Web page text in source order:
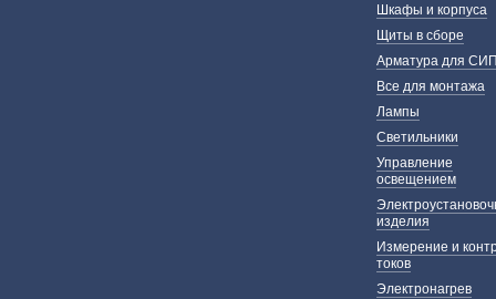
Шкафы и корпуса
Щиты в сборе
Арматура для
Все для монтажа
Лампы
Светильники
Управление
освещением
изделия
Измерение и
токов
Электронагрев